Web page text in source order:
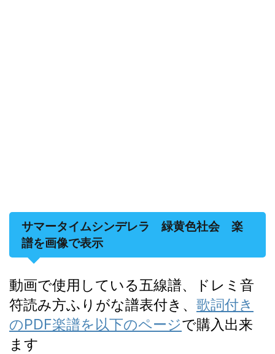
サマータイムシンデレラ 緑黄色社会 楽
譜を画像で表示
動画で使用している五線譜、ドレミ音
符読み方ふりがな譜表付き、 歌詞付き
のPDF楽譜を以下のページで購入出来
ます